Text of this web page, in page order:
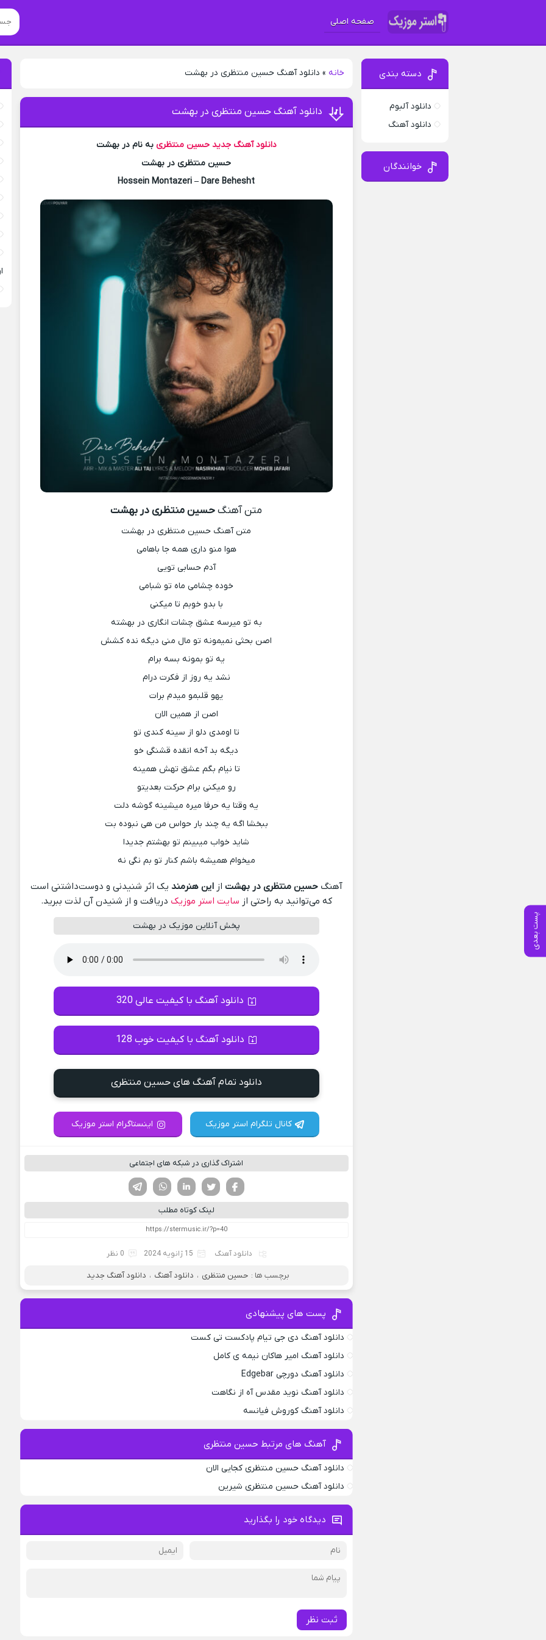
صفحه اصلی
خانه » دانلود آهنگ حسین منتظری در بهشت
پست بعدی
دانلود آهنگ حسین منتظری در بهشت
دانلود آهنگ جدید حسین منتظری به نام در بهشت
حسین منتظری در بهشت
Hossein Montazeri – Dare Behesht
متن آهنگحسین منتظری در بهشت
متن آهنگ حسین منتظری در بهشت
هوا منو داری همه جا باهامی
آدم حسابی تویی
خوده چشامی ماه تو شبامی
با بدو خوبم تا میکنی
به تو میرسه عشق چشات انگاری در بهشته
اصن بحثی نمیمونه تو مال منی دیگه نده کشش
یه تو بمونه بسه برام
نشد یه روز از فکرت درام
یهو قلبمو میدم برات
اصن از همین الان
تا اومدی دلو از سینه کندی تو
دیگه بد آخه انقده قشنگی خو
تا نیام بگم عشق تهش همینه
رو میکنی برام حرکت بعدیتو
یه وقتا یه حرفا میره میشینه گوشه دلت
ببخشا اگه یه چند بار حواس من هی نبوده بت
شاید خواب میبینم تو بهشتم جدیدا
میخوام همیشه باشم کنار تو بم نگی نه
آهنگحسین منتظری در بهشت ازاین هنرمند یک اثر شنیدنی و دوست‌داشتنی است
که می‌توانید به راحتی از سایت استر موزیک دریافت و از شنیدن آن لذت ببرید.
پخش آنلاین موزیک در بهشت
دانلود آهنگ با کیفیت عالی 320
دانلود آهنگ با کیفیت خوب 128
دانلود تمام آهنگ های حسین منتظری
کانال تلگرام استر موزیک اینستاگرام استر موزیک
اشتراک گذاری در شبکه های اجتماعی
لینکدین تویتر
فیسوک
لینک کوتاه مطلب
دانلود آهنگ 15 ژانویه 2024 0 نظر
برچسب ها : حسین منتظری ، دانلود آهنگ ، دانلود آهنگ جدید
پست های پیشنهادی
دانلود آهنگ دی جی تیام پادکست تی کست
دانلود آهنگ امیر هاکان نیمه ی کامل
دانلود آهنگ دورچی Edgebar
دانلود آهنگ نوید مقدس آه از نگاهت
دانلود آهنگ کوروش فیانسه
آهنگ های مرتبط حسین منتظری
دانلود آهنگ حسین منتظری کجایی الان
دانلود آهنگ حسین منتظری شیرین
دیدگاه خود را بگذارید
ثبت نظر
دسته بندی
دانلود آلبوم
دانلود آهنگ
خوانندگان